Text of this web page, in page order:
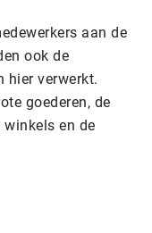
aan de
ook de
hier verwerkt.
goederen, de
winkels en de